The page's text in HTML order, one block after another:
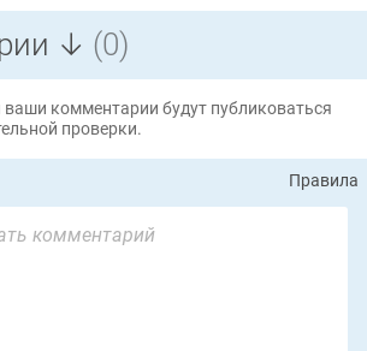
↓ (0)
ваши комментарии будут публиковаться
проверки.
Правила